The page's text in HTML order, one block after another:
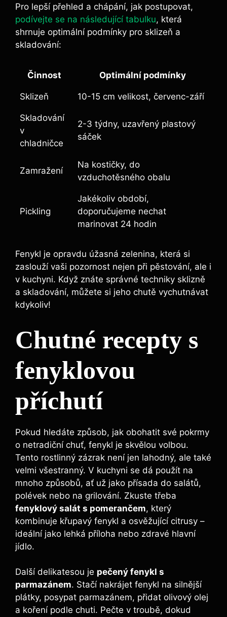
Pro lepší přehled a chápání, jak postupovat,
podívejte se na následující tabulku, která
shrnuje optimální podmínky pro sklizeň a
skladování:
Činnost Optimální podmínky
Sklizeň 10-15 cm velikost, červenc-září
Skladování
v
chladničce
2-3 týdny, uzavřený plastový
sáček
Zamražení
Na kostičky, do
vzduchotěsného obalu
Pickling
Jakékoliv období,
doporučujeme nechat
marinovat 24 hodin
Fenykl je opravdu úžasná zelenina, která si
zaslouží vaši pozornost nejen při pěstování, ale i
v kuchyni. Když znáte správné techniky sklizně
a skladování, můžete si jeho chutě vychutnávat
kdykoliv!
Chutné recepty s
fenyklovou
příchutí
Pokud hledáte způsob, jak obohatit své pokrmy
o netradiční chuť, fenykl je skvělou volbou.
Tento rostlinný zázrak není jen lahodný, ale také
velmi všestranný. V kuchyni se dá použít na
mnoho způsobů, ať už jako přísada do salátů,
polévek nebo na grilování. Zkuste třeba
fenyklový salát s pomerančem, který
kombinuje křupavý fenykl a osvěžující citrusy –
ideální jako lehká příloha nebo zdravé hlavní
jídlo.
Další delikatesou je pečený fenykl s
parmazánem. Stačí nakrájet fenykl na silnější
plátky, posypat parmazánem, přidat olivový olej
a koření podle chuti. Pečte v troubě, dokud